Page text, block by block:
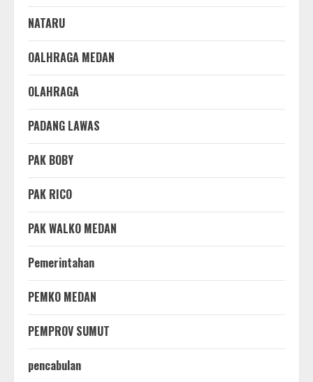
NATARU
OALHRAGA MEDAN
OLAHRAGA
PADANG LAWAS
PAK BOBY
PAK RICO
PAK WALKO MEDAN
Pemerintahan
PEMKO MEDAN
PEMPROV SUMUT
pencabulan